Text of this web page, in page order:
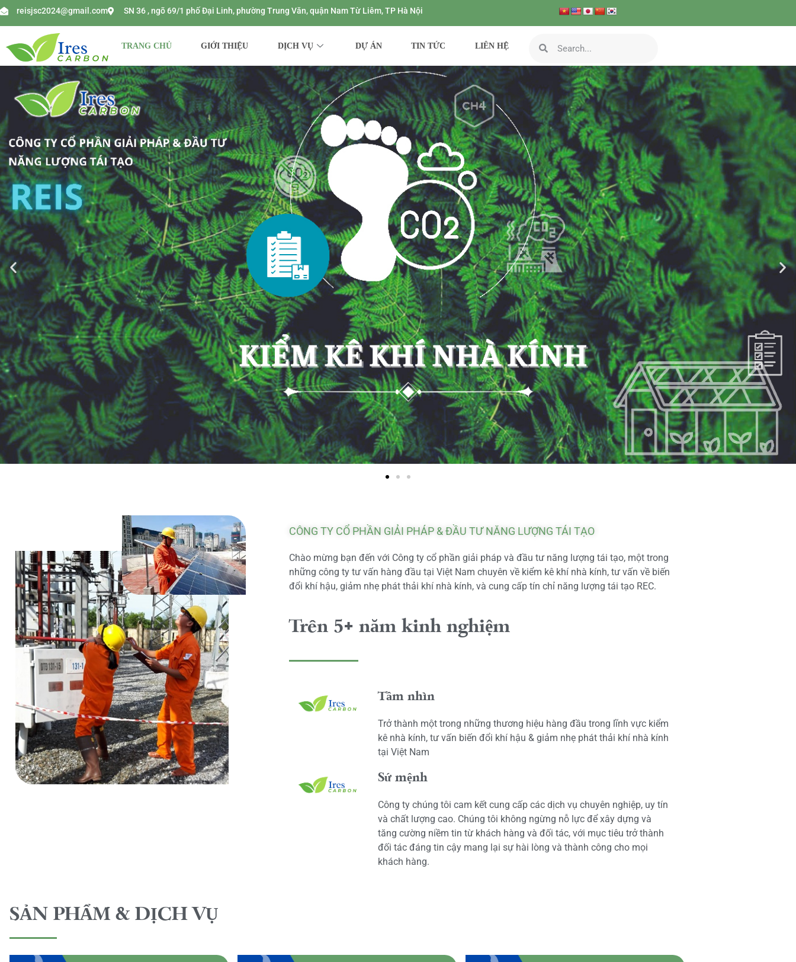
reisjsc2024@gmail.com SN 36 , ngõ 69/1 phố Đại Linh, phường Trung Văn, quận Nam Từ Liêm, TP Hà Nội
TRANG CHỦ GIỚI THIỆU DỊCH VỤ DỰ ÁN TIN TỨC LIÊN HỆ
CÔNG TY CỔ PHẦN GIẢI PHÁP & ĐẦU TƯ NĂNG LƯỢNG TÁI TẠO
Chào mừng bạn đến với Công ty cổ phần giải pháp và đầu tư năng lượng tái tạo, một trong
những công ty tư vấn hàng đầu tại Việt Nam chuyên về kiểm kê khí nhà kính, tư vấn về biến
đổi khí hậu, giảm nhẹ phát thải khí nhà kính, và cung cấp tín chỉ năng lượng tái tạo REC.
Trên 5+ năm kinh nghiệm
Tầm nhìn
Trở thành một trong những thương hiệu hàng đầu trong lĩnh vực kiểm
kê nhà kính, tư vấn biến đổi khí hậu & giảm nhẹ phát thải khí nhà kính
tại Việt Nam
Sứ mệnh
Công ty chúng tôi cam kết cung cấp các dịch vụ chuyên nghiệp, uy tín
và chất lượng cao. Chúng tôi không ngừng nỗ lực để xây dựng và
tăng cường niềm tin từ khách hàng và đối tác, với mục tiêu trở thành
đối tác đáng tin cậy mang lại sự hài lòng và thành công cho mọi
khách hàng.
SẢN PHẨM & DỊCH VỤ